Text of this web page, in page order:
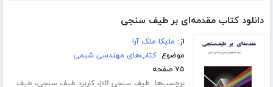
دانلود کتاب مقدمه‌ای بر طیف سنجی
از: ملیکا ملک آرا
موضوع:کتاب‌های مهندسی شیمی
۷۵ صفحه
برچسب‌ها: طیف سنجی pdf ،کاربرد طیف سنجی، طیف